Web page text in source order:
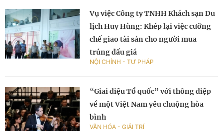
Vụ việc Công ty TNHH Khách sạn Du
lịch Huy Hùng: Khép lại việc cưỡng
chế giao tài sản cho người mua
trúng đấu giá
NỘI CHÍNH - TƯ PHÁP
“Giai điệu Tổ quốc” với thông điệp
về một Việt Nam yêu chuộng hòa
bình
VĂN HÓA - GIẢI TRÍ